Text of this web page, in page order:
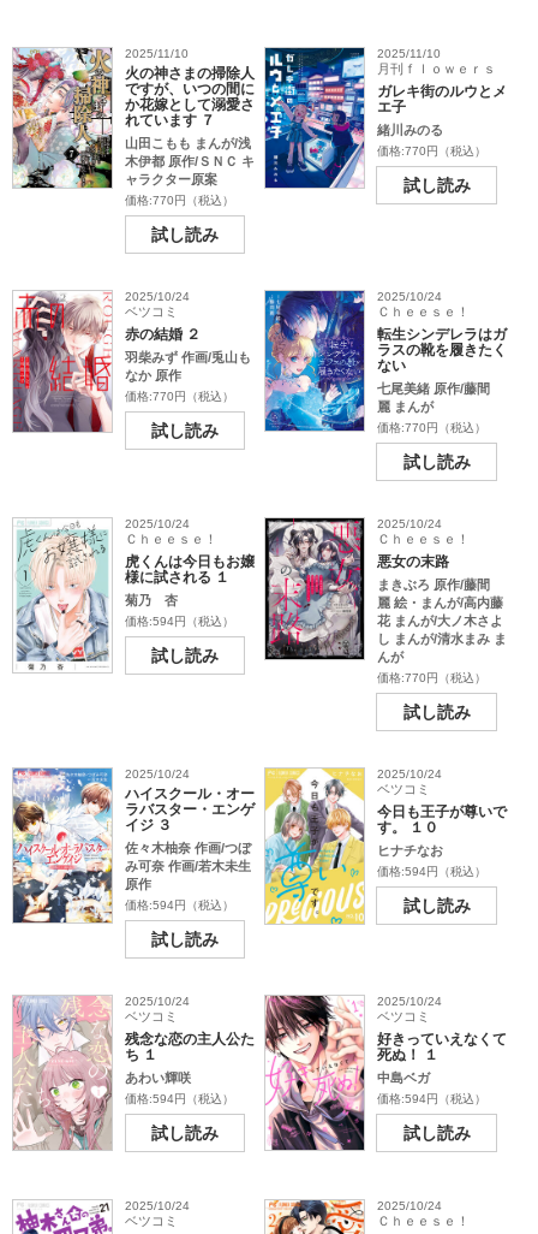
2025/11/10
火の神さまの掃除人
ですが、いつの間に
か花嫁として溺愛さ
れています ７
山田こもも まんが/浅
木伊都 原作/ＳＮＣ キ
ャラクター原案
価格:770円（税込）
試し読み
2025/11/10
月刊ｆｌｏｗｅｒｓ
ガレキ街のルウとメ
エ子
緒川みのる
価格:770円（税込）
試し読み
2025/10/24
ベツコミ
赤の結婚 ２
羽柴みず 作画/兎山も
なか 原作
価格:770円（税込）
試し読み
2025/10/24
Ｃｈｅｅｓｅ！
転生シンデレラはガ
ラスの靴を履きたく
ない
七尾美緒 原作/藤間
麗 まんが
価格:770円（税込）
試し読み
2025/10/24
Ｃｈｅｅｓｅ！
虎くんは今日もお嬢
様に試される １
菊乃 杏
価格:594円（税込）
試し読み
2025/10/24
Ｃｈｅｅｓｅ！
悪女の末路
まきぶろ 原作/藤間
麗 絵・まんが/高内藤
花 まんが/大ノ木さよ
し まんが/清水まみ ま
んが
価格:770円（税込）
試し読み
2025/10/24
ハイスクール・オー
ラバスター・エンゲ
イジ ３
佐々木柚奈 作画/つぼ
み可奈 作画/若木未生
原作
価格:594円（税込）
試し読み
2025/10/24
ベツコミ
今日も王子が尊いで
す。 １０
ヒナチなお
価格:594円（税込）
試し読み
2025/10/24
ベツコミ
残念な恋の主人公た
ち １
あわい輝咲
価格:594円（税込）
試し読み
2025/10/24
ベツコミ
好きっていえなくて
死ぬ！ １
中島ベガ
価格:594円（税込）
試し読み
2025/10/24
ベツコミ
2025/10/24
Ｃｈｅｅｓｅ！